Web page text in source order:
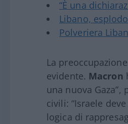
“È una
Libano,
Polveriera
La
evidente. Macron
una nuova
civili: “Israele
logica di